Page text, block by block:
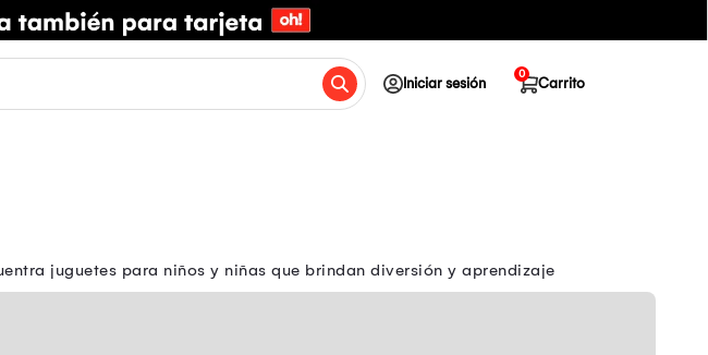
Iniciar sesión Carrito
0
juguetes para niños y niñas que brindan diversión y aprendizaje